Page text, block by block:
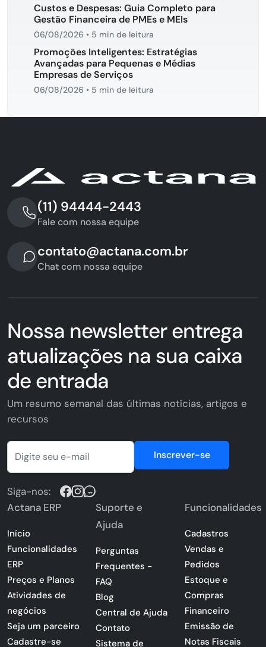
Custos e Despesas: Guia Completo para
Gestão Financeira de PMEs e MEIs
06/08/2026 • 5 min de leitura
Promoções Inteligentes: Estratégias
Avançadas para Pequenas e Médias
Empresas de Serviços
06/08/2026 • 5 min de leitura
(11) 94444-2443
Fale com nossa equipe
contato@actana.com.br
Chat com nossa equipe
Nossa newsletter entrega
atualizações na sua caixa
de entrada
Um resumo semanal das últimas notícias, artigos e
recursos
Inscrever-se
Siga-nos:
Actana ERP
Início
Funcionalidades
ERP
Preços e Planos
Atividades de
negócios
Seja um parceiro
Cadastre-se
Suporte e
Ajuda
Perguntas
Frequentes -
FAQ
Blog
Central de Ajuda
Contato
Sistema de
Funcionalidades
Cadastros
Vendas e
Pedidos
Estoque e
Compras
Financeiro
Emissão de
Notas Fiscais